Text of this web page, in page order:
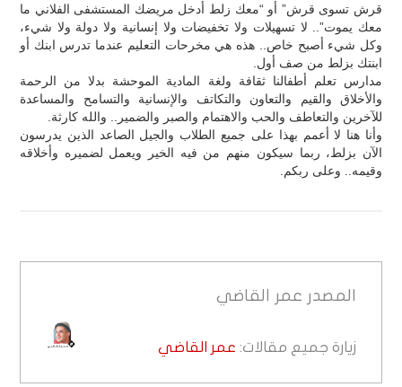
قرش تسوى قرش” أو “معك زلط أدخل مريضك المستشفى الفلاني ما
معك يموت”.. لا تسهيلات ولا تخفيضات ولا إنسانية ولا دولة ولا شيء،
وكل شيء أصبح خاص.. هذه هي مخرحات التعليم عندما تدرس ابنك أو
ابنتك بزلط من صف أول.
مدارس تعلم أطفالنا ثقافة ولغة المادية الموحشة بدلا من الرحمة
والأخلاق والقيم والتعاون والتكاتف والإنسانية والتسامح والمساعدة
للآخرين والتعاطف والحب والاهتمام والصبر والضمير.. والله كارثة.
وأنا هنا لا أعمم بهذا على جميع الطلاب والجيل الصاعد الذين يدرسون
الآن بزلط، ربما سيكون منهم من فيه الخير ويعمل لضميره وأخلاقه
وقيمه.. وعلى ربكم.
المصدر عمر القاضي
زيارة جميع مقالات: عمر القاضي